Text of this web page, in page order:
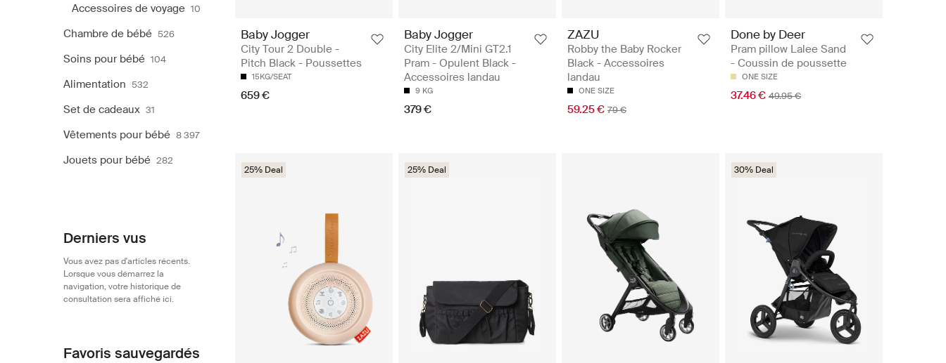
Accessoires de voyage 10
Chambre de bébé 526
Soins pour bébé 104
Alimentation 532
Set de cadeaux 31
Vêtements pour bébé 8 397
Jouets pour bébé 282
Derniers vus
Vous avez pas d'articles récents.
Lorsque vous démarrez la
navigation, votre historique de
consultation sera affiché ici.
Favoris sauvegardés
Baby Jogger
City Tour 2 Double -
Pitch Black - Poussettes
15KG/SEAT
659 €
Baby Jogger
City Elite 2/Mini GT2.1
Pram - Opulent Black -
Accessoires landau
9 KG
379 €
ZAZU
Robby the Baby Rocker
Black - Accessoires
landau
ONE SIZE
59.25 € 79 €
Done by Deer
Pram pillow Lalee Sand
- Coussin de poussette
ONE SIZE
37.46 € 49.95 €
25% Deal 25% Deal 30% Deal